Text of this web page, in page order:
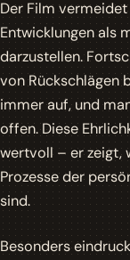
Der Film
Entwicklungen als
darzustellen.
von Rückschlägen
immer auf, und
offen. Diese
wertvoll – er zeigt,
Prozesse der
sind.
Besonders